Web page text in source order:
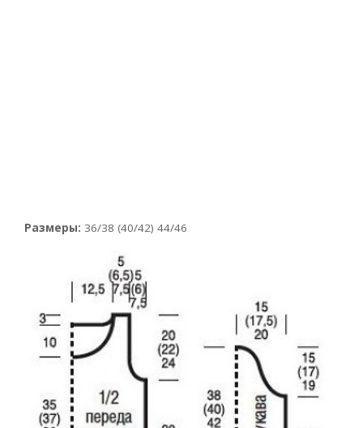
Размеры: 36/38 (40/42) 44/46